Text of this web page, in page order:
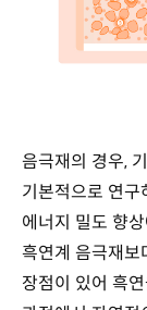
음극재의 경우,
기본적으로 연구
에너지 밀도 향
흑연계 음극재
장점이 있어 흑